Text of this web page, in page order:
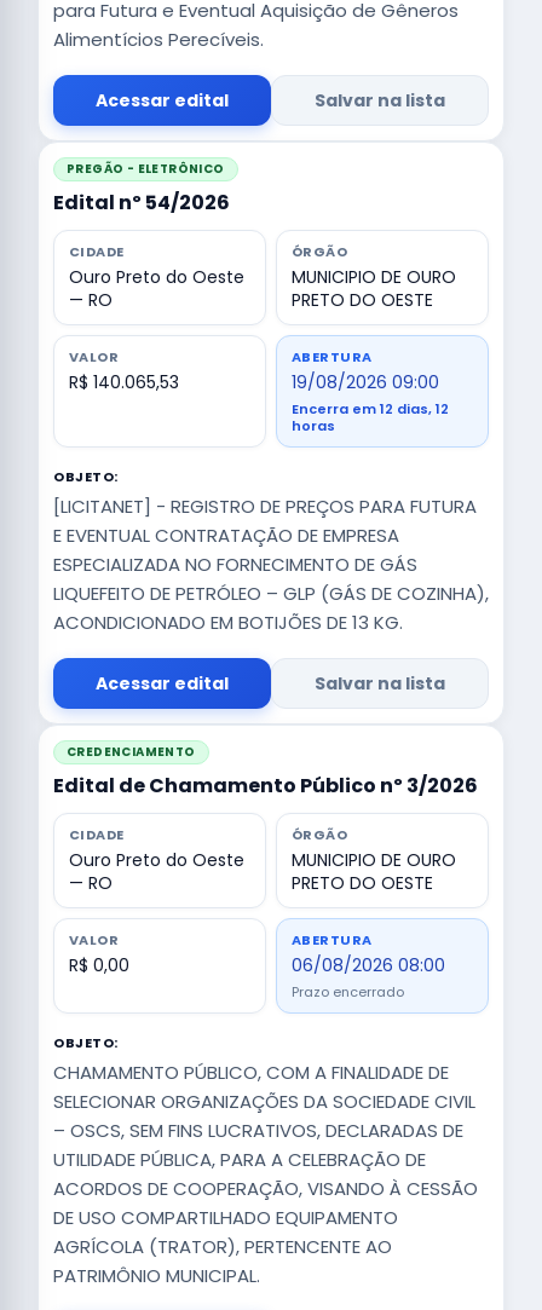
para Futura e Eventual Aquisição de Gêneros
Alimentícios Perecíveis.
Acessar edital Salvar na lista
PREGÃO - ELETRÔNICO
Edital nº 54/2026
CIDADE
Ouro Preto do Oeste
— RO
ÓRGÃO
MUNICIPIO DE OURO
PRETO DO OESTE
VALOR
R$ 140.065,53
ABERTURA
19/08/2026 09:00
Encerra em 12 dias, 12
horas
OBJETO:
[LICITANET] - REGISTRO DE PREÇOS PARA FUTURA
E EVENTUAL CONTRATAÇÃO DE EMPRESA
ESPECIALIZADA NO FORNECIMENTO DE GÁS
LIQUEFEITO DE PETRÓLEO – GLP (GÁS DE COZINHA),
ACONDICIONADO EM BOTIJÕES DE 13 KG.
Acessar edital Salvar na lista
CREDENCIAMENTO
Edital de Chamamento Público nº 3/2026
CIDADE
Ouro Preto do Oeste
— RO
ÓRGÃO
MUNICIPIO DE OURO
PRETO DO OESTE
VALOR
R$ 0,00
ABERTURA
06/08/2026 08:00
Prazo encerrado
OBJETO:
CHAMAMENTO PÚBLICO, COM A FINALIDADE DE
SELECIONAR ORGANIZAÇÕES DA SOCIEDADE CIVIL
– OSCS, SEM FINS LUCRATIVOS, DECLARADAS DE
UTILIDADE PÚBLICA, PARA A CELEBRAÇÃO DE
ACORDOS DE COOPERAÇÃO, VISANDO À CESSÃO
DE USO COMPARTILHADO EQUIPAMENTO
AGRÍCOLA (TRATOR), PERTENCENTE AO
PATRIMÔNIO MUNICIPAL.